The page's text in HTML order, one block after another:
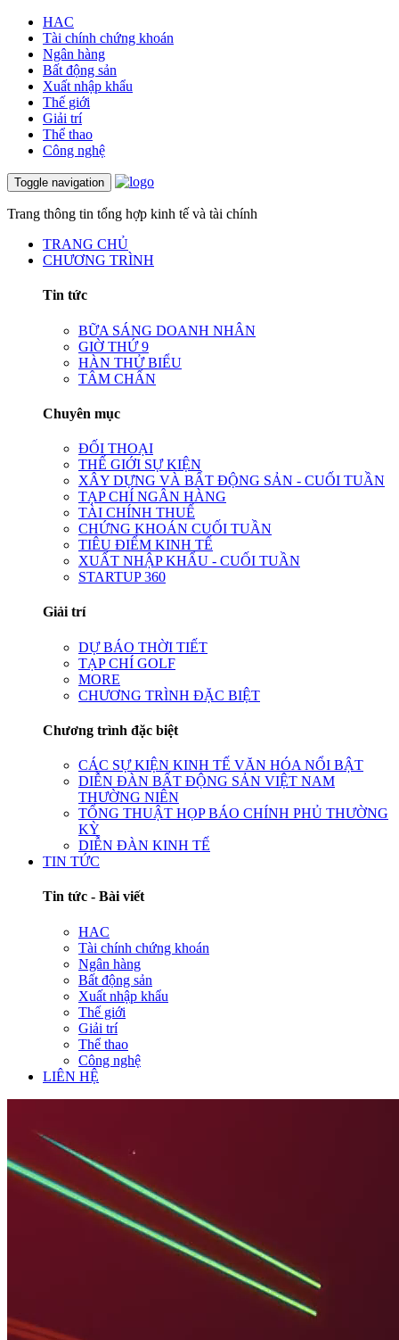
HAC
Tài chính chứng khoán
Ngân hàng
Bất động sản
Xuất nhập khẩu
Thế giới
Giải trí
Thể thao
Công nghệ
Toggle navigation
Trang thông tin tổng hợp kinh tế và tài chính
TRANG CHỦ
CHƯƠNG TRÌNH
Tin tức
BỮA SÁNG DOANH NHÂN
GIỜ THỨ 9
HÀN THỬ BIỂU
TÂM CHẤN
Chuyên mục
ĐỐI THOẠI
THẾ GIỚI SỰ KIỆN
XÂY DỰNG VÀ BẤT ĐỘNG SẢN - CUỐI TUẦN
TẠP CHÍ NGÂN HÀNG
TÀI CHÍNH THUẾ
CHỨNG KHOÁN CUỐI TUẦN
TIÊU ĐIỂM KINH TẾ
XUẤT NHẬP KHẨU - CUỐI TUẦN
STARTUP 360
Giải trí
DỰ BÁO THỜI TIẾT
TẠP CHÍ GOLF
MORE
CHƯƠNG TRÌNH ĐẶC BIỆT
Chương trình đặc biệt
CÁC SỰ KIỆN KINH TẾ VĂN HÓA NỔI BẬT
DIỄN ĐÀN BẤT ĐỘNG SẢN VIỆT NAM
THƯỜNG NIÊN
TỔNG THUẬT HỌP BÁO CHÍNH PHỦ THƯỜNG
KỲ
DIỄN ĐÀN KINH TẾ
TIN TỨC
Tin tức - Bài viết
HAC
Tài chính chứng khoán
Ngân hàng
Bất động sản
Xuất nhập khẩu
Thế giới
Giải trí
Thể thao
Công nghệ
LIÊN HỆ